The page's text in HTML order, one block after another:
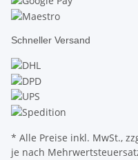
Schneller Versand
* Alle Preise inkl. MwSt.,
je nach